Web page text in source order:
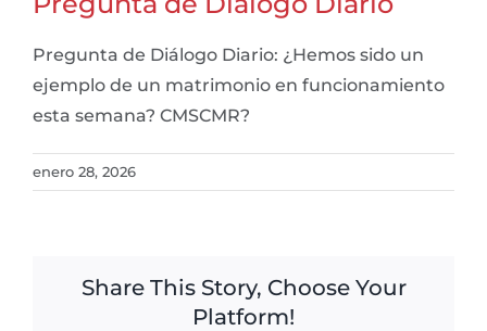
Pregunta de Diálogo Diario: ¿Hemos sido un
ejemplo de un matrimonio en funcionamiento
esta semana? CMSCMR?
enero 28, 2026
Share This Story, Choose Your
Platform!